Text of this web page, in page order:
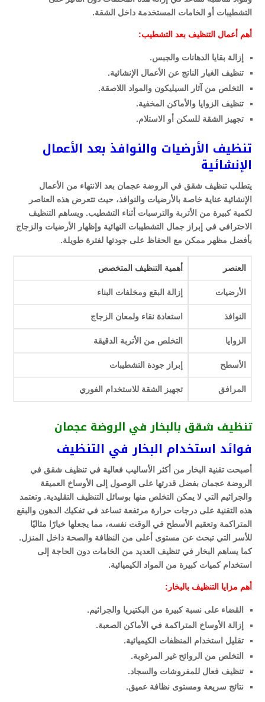
التشطيبات أو الخامات المستخدمة داخل الشقة.
أهم أعمال التنظيف بعد التشطيب:
إزالة بقايا الدهانات والجبس.
تنظيف الغبار الناتج عن الأعمال الإنشائية.
التخلص من آثار السيليكون والمواد اللاصقة.
تنظيف الزوايا والأماكن المخفية.
تجهيز الشقة للسكن أو الاستلام.
تنظيف الأرضيات والنوافذ بعد الأعمال
الإنشائية
يتطلب تنظيف شقق في الروضة عجمان بعد الانتهاء من الأعمال
الإنشائية عناية خاصة بالأرضيات والنوافذ، حيث تتعرض هذه العناصر
لكمية كبيرة من الأتربة والترسبات أثناء التشطيب. ويساهم التنظيف
الاحترافي في إبراز جمال التشطيبات النهائية وإظهار الأرضيات والزجاج
بأفضل مظهر ممكن مع الحفاظ على جودتها لفترة طويلة.
العنصر أهمية التنظيف المتخصص
الأرضيات إزالة البقع ومخلفات البناء
النوافذ استعادة نقاء ولمعان الزجاج
الزوايا التخلص من الأتربة الدقيقة
الأسطح إبراز جودة التشطيبات
المرافق تجهيز الشقة للاستخدام الفوري
تنظيف شقق بالبخار في الروضة عجمان
فوائد استخدام البخار في التنظيف
أصبحت تقنية البخار من أكثر الأساليب فعالية في تنظيف شقق في
الروضة عجمان بفضل قدرتها على الوصول إلى الأوساخ العميقة
والجراثيم التي لا يمكن التخلص منها بوسائل التنظيف التقليدية. وتعتمد
هذه التقنية على درجات حرارة مرتفعة تساعد في تفكيك الدهون والبقع
المتراكمة وتعقيم الأسطح في الوقت نفسه، مما يجعلها خيارًا مثاليًا
للأسر التي تبحث عن مستوى أعلى من النظافة والصحة داخل المنزل.
كما يساهم البخار في تنظيف العديد من الخامات دون الحاجة إلى
استخدام كميات كبيرة من المواد الكيميائية.
أهم مزايا التنظيف بالبخار:
القضاء على نسبة كبيرة من البكتيريا والجراثيم.
إزالة الأوساخ المتراكمة في الأماكن الصعبة.
تقليل استخدام المنظفات الكيميائية.
التخلص من الروائح غير المرغوبة.
تنظيف فعال للمفروشات والسجاد.
نتائج سريعة ومستوى نظافة عميق.